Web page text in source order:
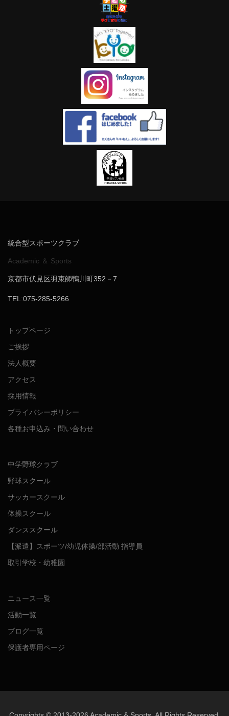
統合型スポーツクラブ
Academic ＆ Sports
京都市伏見区羽束師鴨川町352－7
TEL:075-285-5266
トップページ
ご挨拶
法人概要
アクセス
採用情報
プライバシーポリシー
各種お申込み・問い合わせ
中学野球クラブ
野球スクール
サッカースクール
体操スクール
ダンススクール
【派遣】スポーツ/幼児体操/部活動 指導員
取引学校・幼稚園
ニュース一覧
活動一覧
ブログ一覧
保護者専用ページ